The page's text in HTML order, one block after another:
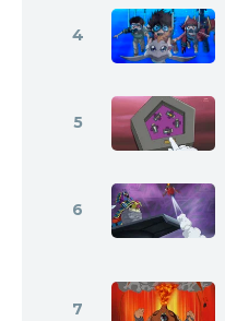
4
5
6
7